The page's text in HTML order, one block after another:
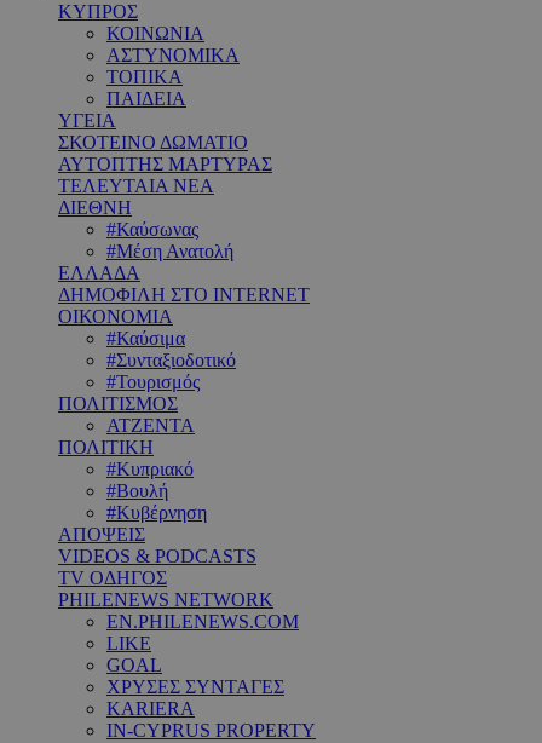
ΚΥΠΡΟΣ
ΚΟΙΝΩΝΙΑ
ΑΣΤΥΝΟΜΙΚΑ
ΤΟΠΙΚΑ
ΠΑΙΔΕΙΑ
ΥΓΕΙΑ
ΣΚΟΤΕΙΝΟ ΔΩΜΑΤΙΟ
ΑΥΤΟΠΤΗΣ ΜΑΡΤΥΡΑΣ
ΤΕΛΕΥΤΑΙΑ ΝΕΑ
ΔΙΕΘΝΗ
#Καύσωνας
#Μέση Ανατολή
ΕΛΛΑΔΑ
ΔΗΜΟΦΙΛΗ ΣΤΟ INTERNET
ΟΙΚΟΝΟΜΙΑ
#Καύσιμα
#Συνταξιοδοτικό
#Τουρισμός
ΠΟΛΙΤΙΣΜΟΣ
ΑΤΖΕΝΤΑ
ΠΟΛΙΤΙΚΗ
#Κυπριακό
#Βουλή
#Κυβέρνηση
ΑΠΟΨΕΙΣ
VIDEOS & PODCASTS
TV ΟΔΗΓΟΣ
PHILENEWS NETWORK
EN.PHILENEWS.COM
LIKE
GOAL
ΧΡΥΣΕΣ ΣΥΝΤΑΓΕΣ
KARIERA
IN-CYPRUS PROPERTY